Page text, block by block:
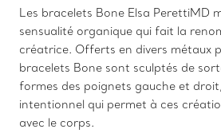
Les bracelets Bone Elsa PerettiMD
sensualité organique qui fait la
créatrice. Offerts en divers métaux
bracelets Bone sont sculptés de
formes des poignets gauche et
intentionnel qui permet à ces
avec le corps.